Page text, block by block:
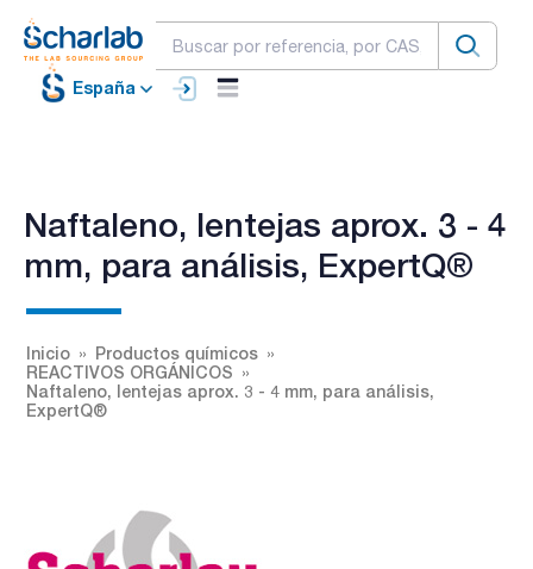
España
Naftaleno, lentejas aprox. 3 - 4
mm, para análisis, ExpertQ®
Inicio
Productos químicos
REACTIVOS ORGÁNICOS
Naftaleno, lentejas aprox. 3 - 4 mm, para análisis,
ExpertQ®